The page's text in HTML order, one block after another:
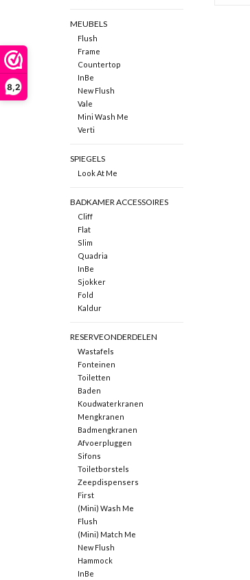
8,2
MEUBELS
Flush
Frame
Countertop
InBe
New Flush
Vale
Mini Wash Me
Verti
SPIEGELS
Look At Me
BADKAMER ACCESSOIRES
Cliff
Flat
Slim
Quadria
InBe
Sjokker
Fold
Kaldur
RESERVEONDERDELEN
Wastafels
Fonteinen
Toiletten
Baden
Koudwaterkranen
Mengkranen
Badmengkranen
Afvoerpluggen
Sifons
Toiletborstels
Zeepdispensers
First
(Mini) Wash Me
Flush
(Mini) Match Me
New Flush
Hammock
InBe